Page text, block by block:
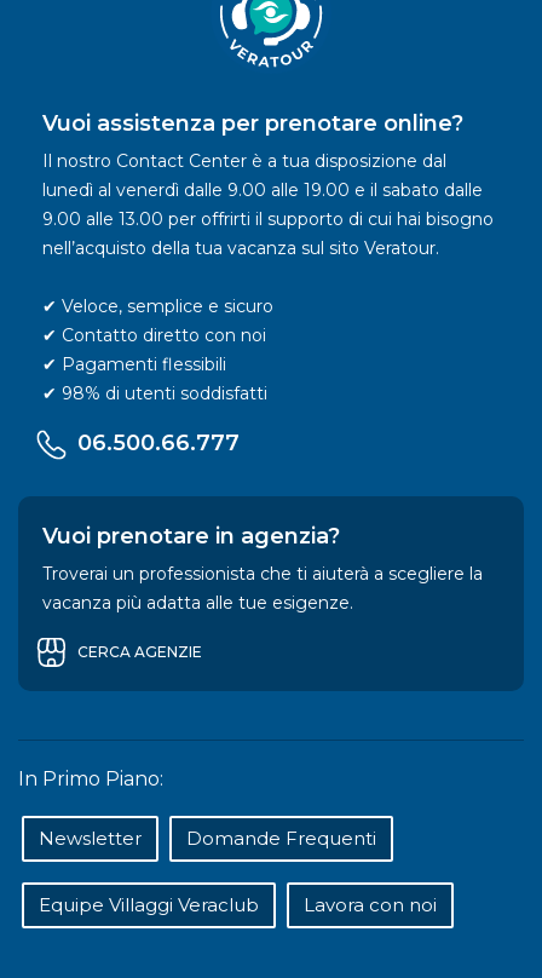
Vuoi assistenza per prenotare online?
Il nostro Contact Center è a tua disposizione dal
lunedì al venerdì dalle 9.00 alle 19.00 e il sabato dalle
9.00 alle 13.00 per offrirti il supporto di cui hai bisogno
nell’acquisto della tua vacanza sul sito Veratour.
✔ Veloce, semplice e sicuro
✔ Contatto diretto con noi
✔ Pagamenti flessibili
✔ 98% di utenti soddisfatti
06.500.66.777
Vuoi prenotare in agenzia?
Troverai un professionista che ti aiuterà a scegliere la
vacanza più adatta alle tue esigenze.
CERCA AGENZIE
In Primo Piano:
Newsletter Domande Frequenti
Equipe Villaggi Veraclub Lavora con noi